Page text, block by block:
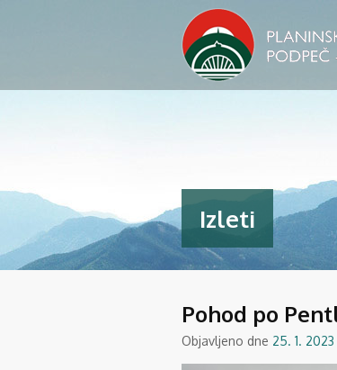
Izleti
Pohod po
Objavljeno dne 25. 1. 2023